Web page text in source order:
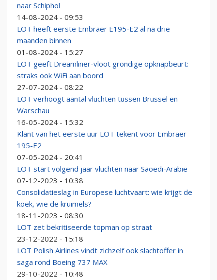
naar Schiphol
14-08-2024 - 09:53
LOT heeft eerste Embraer E195-E2 al na drie
maanden binnen
01-08-2024 - 15:27
LOT geeft Dreamliner-vloot grondige opknapbeurt:
straks ook WiFi aan boord
27-07-2024 - 08:22
LOT verhoogt aantal vluchten tussen Brussel en
Warschau
16-05-2024 - 15:32
Klant van het eerste uur LOT tekent voor Embraer
195-E2
07-05-2024 - 20:41
LOT start volgend jaar vluchten naar Saoedi-Arabië
07-12-2023 - 10:38
Consolidatieslag in Europese luchtvaart: wie krijgt de
koek, wie de kruimels?
18-11-2023 - 08:30
LOT zet bekritiseerde topman op straat
23-12-2022 - 15:18
LOT Polish Airlines vindt zichzelf ook slachtoffer in
saga rond Boeing 737 MAX
29-10-2022 - 10:48